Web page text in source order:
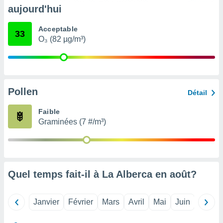
ou
de la
non
des
le
le
aujourd'hui
33 Acceptable
O₃ (82 µg/m³)
Pollen Détail
Faible
Graminées (7 #/m³)
Quel temps fait-il à La Alberca en août?
Janvier Février Mars Avril Mai Juin Juillet